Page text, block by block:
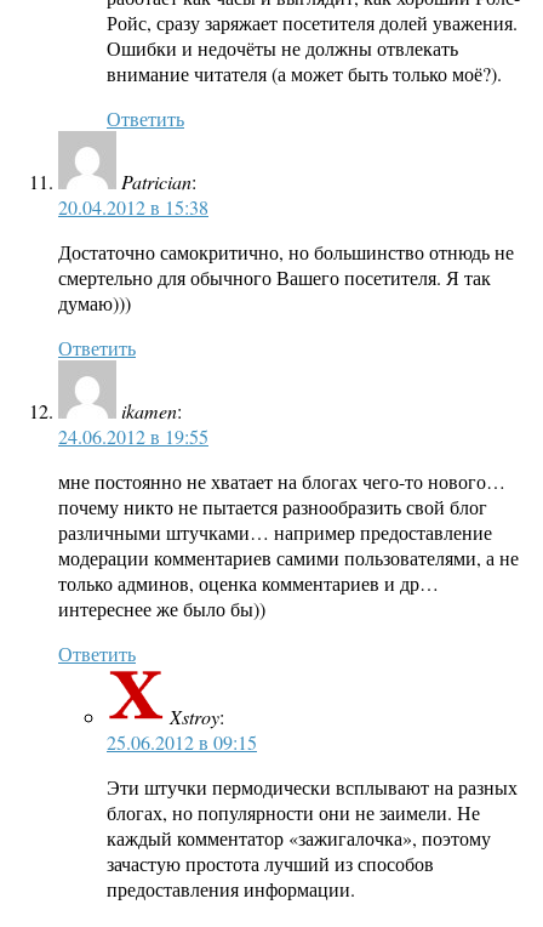
Ройс, сразу заряжает посетителя долей уважения.
Ошибки и недочёты не должны отвлекать
внимание читателя (а может быть только моё?).
Ответить
Patrician:
20.04.2012 в 15:38
Достаточно самокритично, но большинство отнюдь не
смертельно для обычного Вашего посетителя. Я так
думаю)))
Ответить
ikamen:
24.06.2012 в 19:55
мне постоянно не хватает на блогах чего-то нового…
почему никто не пытается разнообразить свой блог
различными штучками… например предоставление
модерации комментариев самими пользователями, а не
только админов, оценка комментариев и др…
интереснее же было бы))
Ответить
Xstroy:
25.06.2012 в 09:15
Эти штучки пермодически всплывают на разных
блогах, но популярности они не заимели. Не
каждый комментатор «зажигалочка», поэтому
зачастую простота лучший из способов
предоставления информации.